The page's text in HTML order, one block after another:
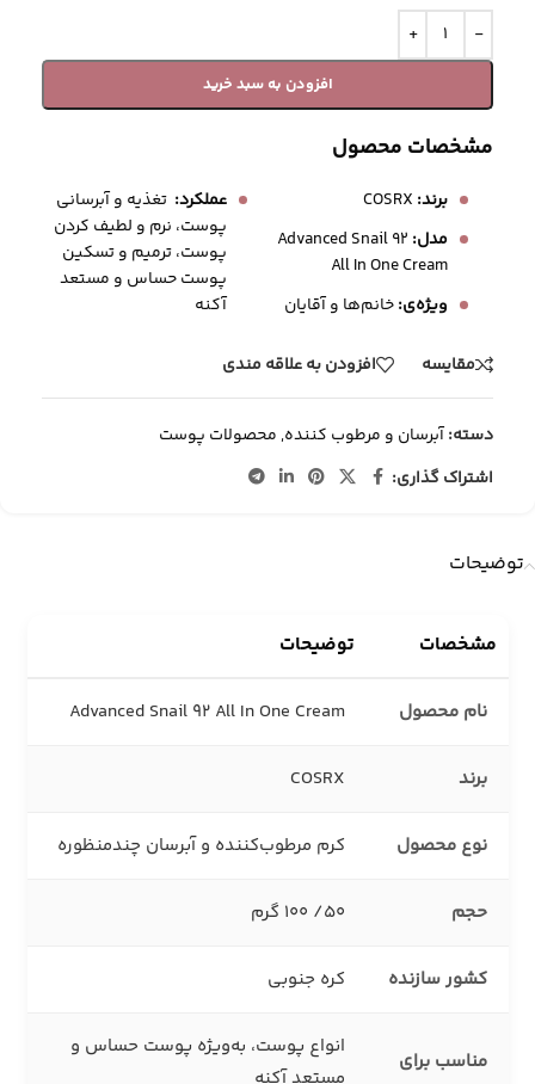
افزودن به سبد خرید
مشخصات محصول
برند:
مدل: Advanced Snail 92
All In One Cream
ویژه‌ی:خانم‌ها و آقایان
عملکرد: تغذیه و آبرسانی
پوست، نرم و لطیف کردن
پوست، ترمیم و تسکین
پوست حساس و مستعد
آکنه
مقایسه افزودن به علاقه مندی
دسته:آبرسان و مرطوب کننده,محصولات پوست
اشتراک گذاری:
توضیحات
مشخصات توضیحات
نام محصول Advanced Snail 92 All In One Cream
برند COSRX
نوع محصول کرم مرطوب‌کننده و آبرسان چندمنظوره
حجم 50/ 100 گرم
کشور سازنده کره جنوبی
مناسب برای
انواع پوست، به‌ویژه پوست حساس و